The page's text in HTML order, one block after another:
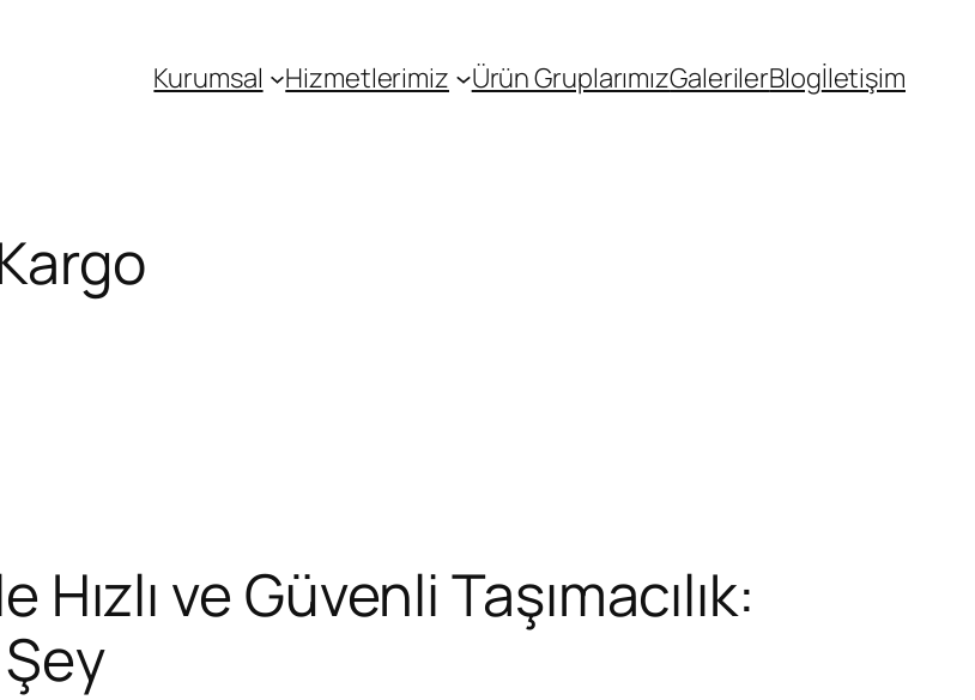
Kurumsal Hizmetlerimiz Ürün GruplarımızGalerilerBlogİletişim
ve Güvenli Taşımacılık: